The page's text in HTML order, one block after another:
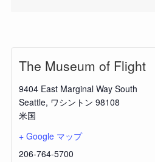
The Museum of Flight
9404 East Marginal Way South
Seattle, ワシントン 98108
米国
+ Google マップ
206-764-5700